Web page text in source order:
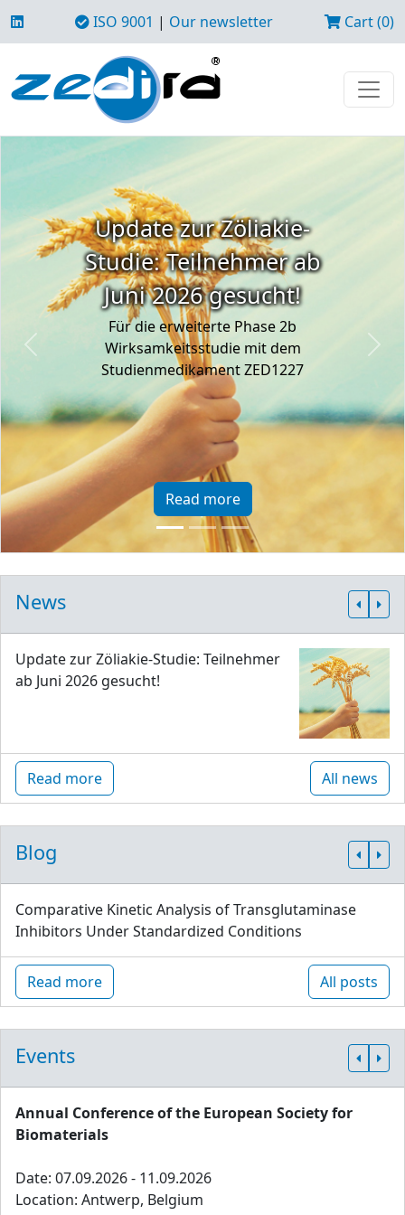
ISO 9001 | Our newsletter Cart (0)
Update zur Zöliakie-
Studie: Teilnehmer ab
Juni 2026 gesucht!
Für die erweiterte Phase 2b
Wirksamkeitsstudie mit dem
Studienmedikament ZED1227
Read more
Previous Next
News
Update zur Zöliakie-Studie: Teilnehmer
ab Juni 2026 gesucht!
Read more All news
Blog
Comparative Kinetic Analysis of Transglutaminase
Inhibitors Under Standardized Conditions
Read more All posts
Events
Annual Conference of the European Society for
Biomaterials
Date: 07.09.2026 - 11.09.2026
Location: Antwerp, Belgium